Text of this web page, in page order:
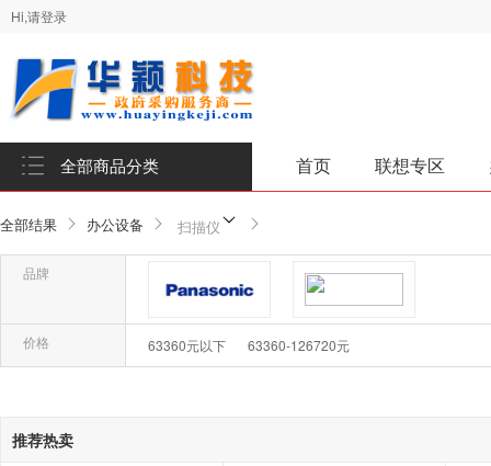
Hi,请登录
全部商品分类 首页 联想专区
全部结果 办公设备 扫描仪
品牌
品牌-松下/Panasonic
品牌-松下（Panasonic）
价格 63360元以下 63360-126720元
推荐热卖